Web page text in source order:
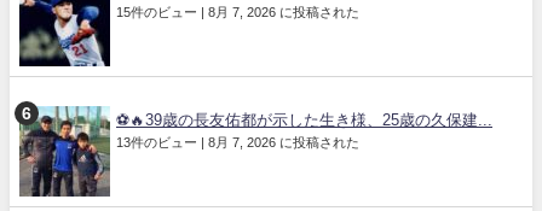
15件のビュー 8月 7, 2026 に投稿された
⚽🔥39歳の長友佑都が示した生き様、25歳の久保建...
13件のビュー 8月 7, 2026 に投稿された